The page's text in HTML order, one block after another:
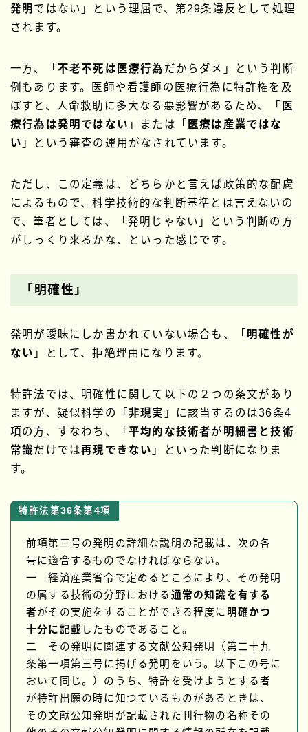
発明 ではない」という理屈で、第29条違反として処理
されます。
一方、「 不老不死は医療行為 だからダメ」という判断
例もあります。医師や看護師の医療行為に特許権を及
ぼすと、人命救助に多大なる悪影響があるため、「 医
療行為は発明ではない 」または「 医療は産業ではな
い 」という審査の運用がなされています。
ただし、この定義は、どちらかと言えば政策的な配慮
によるもので、科学技術的な判断基準とは言えないの
で、筆者としては、「発明じゃない」という判断の方
がしっくり来るかな、といった感じです。
「明確性」
発明が曖昧にしか書かれていない場合も、「 明確性が
ない 」として、拒絶理由になります。
特許法では、明確性に関して以下の２つの条文があり
ますが、疑似科学の「 非現実 」に該当するのは36条4
項の方、すなわち、「 平均的な技術者が 明細書と技術
常識だけでは再現できない 」といった判断になりま
す。
特許法第36条第4項
前項第三号の発明の詳細な説明の記載は、次の各
号に適合するものでなければならない。
一 経済産業省令で定めるところにより、その発明
の属する技術の分野における 通常の知識を有する
者がその実施をすることができる程度に 明確かつ
十分に記載 したものであること。
二 その発明に関連する文献公知発明（第二十九
条第一項第三号に掲げる発明をいう。以下この号に
おいて同じ。）のうち、特許を受けようとする者
が特許出願の時に知つているものがあるときは、
その文献公知発明が記載された刊行物の名称その